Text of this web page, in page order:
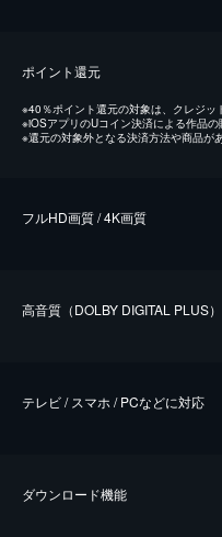
ポイント還元
※40％ポイント還元の対象は、クレジッ
※iOSアプリのUコイン決済による作品
※還元の対象外となる決済方法や商品が
フルHD画質 / 4K画質
⾼⾳質（DOLBY DIGITAL PLUS）
テレビ / スマホ / PCなどに対応
ダウンロード機能